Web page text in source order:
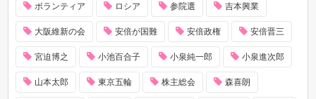
ボランティア ロシア 参院選 吉本興業
大阪維新の会 安倍が国難 安倍政権 安倍晋三
宮迫博之 小池百合子 小泉純一郎 小泉進次郎
山本太郎 東京五輪 株主総会 森喜朗